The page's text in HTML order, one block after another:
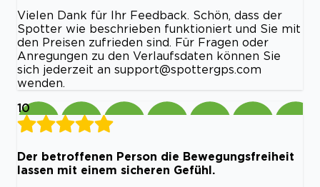
Vielen Dank für Ihr Feedback. Schön, dass der
Spotter wie beschrieben funktioniert und Sie mit
den Preisen zufrieden sind. Für Fragen oder
Anregungen zu den Verlaufsdaten können Sie
sich jederzeit an support@spottergps.com
wenden.
10
Der betroffenen Person die Bewegungsfreiheit
lassen mit einem sicheren Gefühl.